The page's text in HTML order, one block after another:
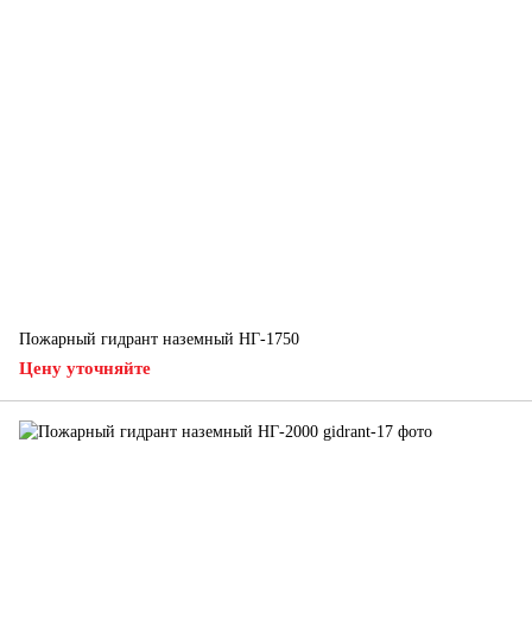
Пожарный гидрант наземный НГ-1750
Цену уточняйте